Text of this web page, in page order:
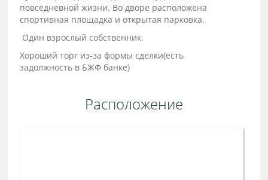
повседневной жизни. Во дворе расположена
спортивная площадка и открытая парковка.
Один взрослый собственник.
Хороший торг из-за формы сделки(есть
задолжность в БЖФ банке)
Расположение